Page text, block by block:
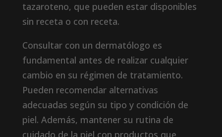
tazaroteno, que pueden estar disponibles
sin receta o con receta.
Consultar con un dermatólogo es
fundamental antes de realizar cualquier
cambio en su régimen de tratamiento.
Pueden recomendar alternativas
adecuadas según su tipo y condición de
piel. Además, mantener su rutina de
cuidado de la piel con productos que